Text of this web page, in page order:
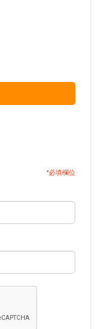
*必填欄位